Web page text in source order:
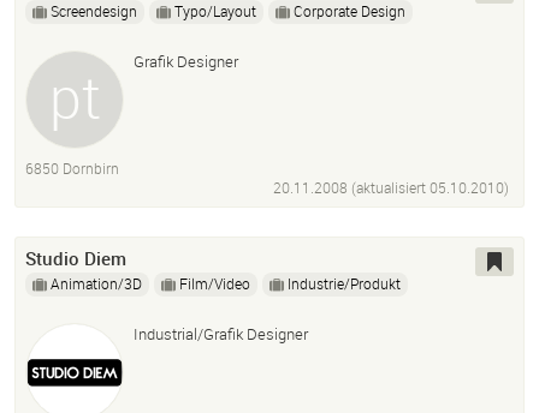
Screendesign Typo/Layout Corporate Design
Grafik Designer
6850 Dornbirn
20.11.2008 (aktualisiert05.10.2010)
Studio Diem
Animation/3D Film/Video Industrie/Produkt
Industrial/Grafik Designer